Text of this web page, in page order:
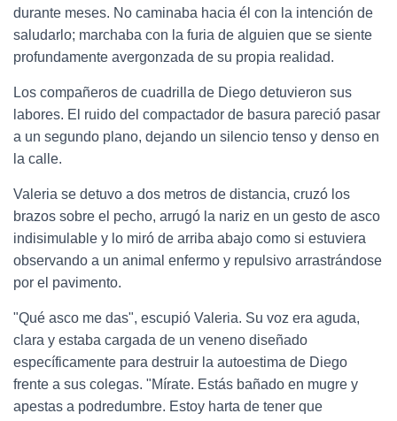
durante meses. No caminaba hacia él con la intención de
saludarlo; marchaba con la furia de alguien que se siente
profundamente avergonzada de su propia realidad.
Los compañeros de cuadrilla de Diego detuvieron sus
labores. El ruido del compactador de basura pareció pasar
a un segundo plano, dejando un silencio tenso y denso en
la calle.
Valeria se detuvo a dos metros de distancia, cruzó los
brazos sobre el pecho, arrugó la nariz en un gesto de asco
indisimulable y lo miró de arriba abajo como si estuviera
observando a un animal enfermo y repulsivo arrastrándose
por el pavimento.
"Qué asco me das", escupió Valeria. Su voz era aguda,
clara y estaba cargada de un veneno diseñado
específicamente para destruir la autoestima de Diego
frente a sus colegas. "Mírate. Estás bañado en mugre y
apestas a podredumbre. Estoy harta de tener que